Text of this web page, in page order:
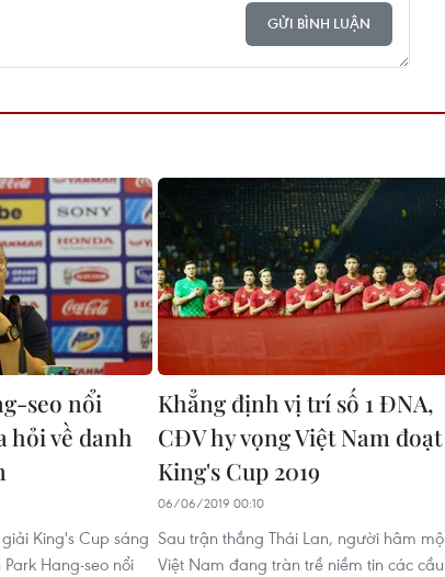
GỬI BÌNH LUẬN
seo nổi
hỏi về danh
King's Cup sáng
Hang-seo nổi
Khẳng định vị trí số 1 ĐNA,
CĐV hy vọng Việt Nam đoạt
King's Cup 2019
06/06/2019 00:10
Sau trận thắng Thái Lan, người hâm mộ
Việt Nam đang tràn trề niềm tin các cầu